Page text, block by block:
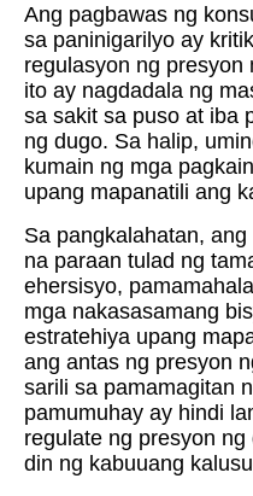
Ang pagbawas ng
sa paninigarilyo ay
regulasyon ng presyon
ito ay nagdadala ng
sa sakit sa puso at iba
ng dugo. Sa halip,
kumain ng mga
upang mapanatili ang
Sa pangkalahatan,
na paraan tulad ng
ehersisyo,
mga nakasasamang
estratehiya upang
ang antas ng presyon
sarili sa pamamagitan
pamumuhay ay hindi
regulate ng presyon
din ng kabuuang